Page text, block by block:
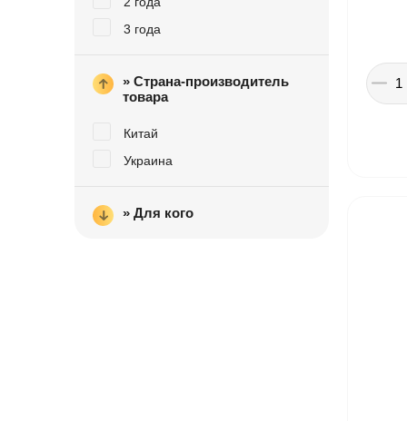
Іграшки в дитячий садок
3 года
» Страна-производитель
товара
Китай
Украина
» Для кого